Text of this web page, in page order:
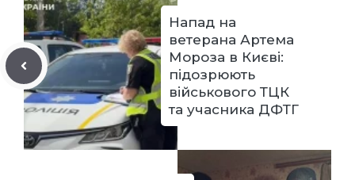
Напад на
ветерана Артема
Мороза в Києві:
підозрюють
військового ТЦК
та учасника ДФТГ